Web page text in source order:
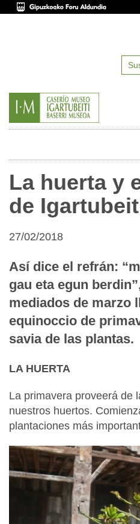
La huerta y
de
27/02/2018
Así dice el refrán:
gau eta egun
mediados de marzo
equinoccio de
savia de las plantas.
LA HUERTA
La primavera proveerá de
nuestros huertos.
plantaciones más